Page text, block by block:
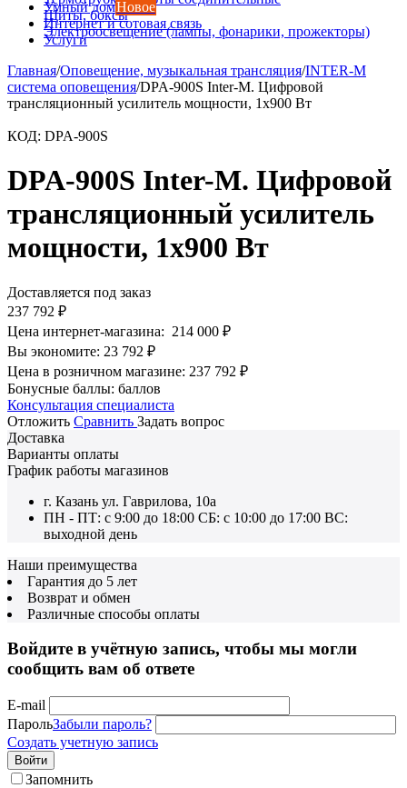
Щиты, боксы
Электроосвещение (лампы, фонарики, прожекторы)
Умный домНовое
Интернет и сотовая связь
Услуги
Главная/Оповещение, музыкальная трансляция/INTER-M
система оповещения/DPA-900S Inter-M. Цифровой
трансляционный усилитель мощности, 1х900 Вт
КОД: DPA-900S
DPA-900S Inter-M. Цифровой
трансляционный усилитель
мощности, 1х900 Вт
Доставляется под заказ
237 792 ₽
Цена интернет-магазина: 214 000 ₽
Вы экономите: 23 792 ₽
Цена в розничном магазине: 237 792 ₽
Бонусные баллы: баллов
Консультация специалиста
Отложить Сравнить Задать вопрос
Доставка
Варианты оплаты
График работы магазинов
г. Казань ул. Гаврилова, 10а
ПН - ПТ: с 9:00 до 18:00 СБ: с 10:00 до 17:00 ВС:
выходной день
Наши преимущества
Гарантия до 5 лет
Возврат и обмен
Различные способы оплаты
Войдите в учётную запись, чтобы мы могли
сообщить вам об ответе
E-mail
ПарольЗабыли пароль?
Создать учетную запись
Войти
Запомнить